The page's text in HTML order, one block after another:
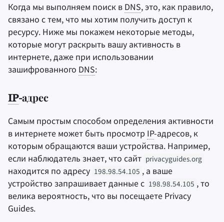
Когда мы выполняем поиск в DNS, это, как правило,
связано с тем, что мы хотим получить доступ к
ресурсу. Ниже мы покажем некоторые методы,
которые могут раскрыть вашу активность в
интернете, даже при использовании
зашифрованного DNS:
IP-адрес
Самым простым способом определения активности
в интернете может быть просмотр IP-адресов, к
которым обращаются ваши устройства. Например,
если наблюдатель знает, что сайт privacyguides.org
находится по адресу 198.98.54.105 , а ваше
устройство запрашивает данные с 198.98.54.105 , то
велика вероятность, что вы посещаете Privacy
Guides.